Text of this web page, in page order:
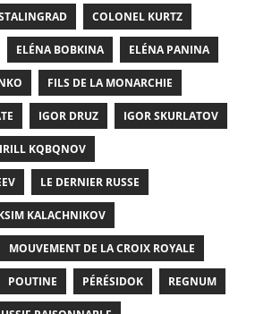
COLONEL KURTZ
ELÉNA BOBKINA ELÉNA PANINA
FILS DE LA MONARCHIE
IGOR DRUZ IGOR SKURLATOV
KQBQNOV
LE DERNIER RUSSE
KALACHNIKOV
MOUVEMENT DE LA CROIX ROYALE
POUTINE PÉRÉSIDOK REGNUM